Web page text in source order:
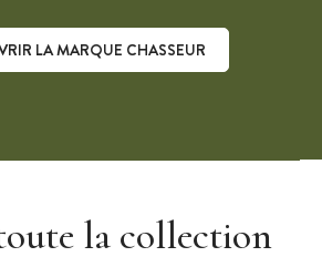
LA MARQUE CHASSEUR
la collection